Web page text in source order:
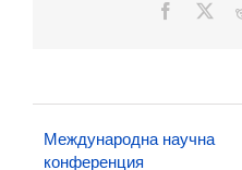
Facebook
Международна научна
конференция